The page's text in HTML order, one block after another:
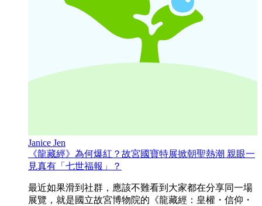
Janice Jen
《龍藏經》為何爆紅？故宮國寶特展掀朝聖熱潮 親眼一
見真有「七世福報」？
最近如果滑到社群，應該不難看到大家都在分享同一場
展覽，就是國立故宮博物院的《龍藏經：皇權・信仰・